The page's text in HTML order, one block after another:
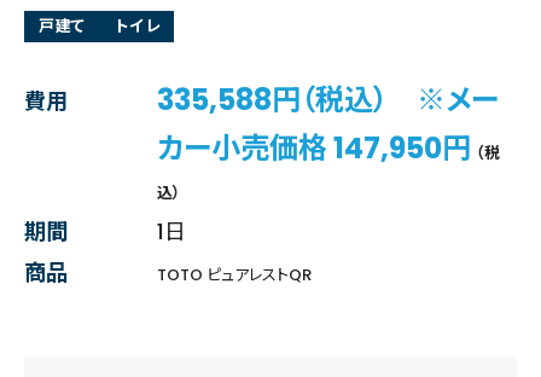
戸建て トイレ
費用
335,588円（税込） ※メー
カー小売価格 147,950円 （税
込）
期間
1日
商品
TOTO ピュアレストQR